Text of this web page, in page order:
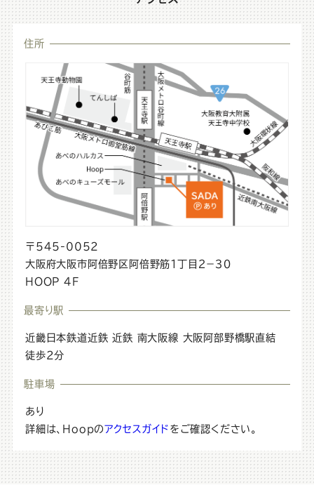
阪
の
H
o
o
p
店
へ
の
大
阪
あ
べ
の
H
o
o
p
店
の
ロ
ケ
ー
シ
ョ
ン
情
報
住所
あ
店
の
リ
ジ
ナ
ル
図
像
〒545-0052
大阪府大阪市阿倍野区阿倍野筋１丁目２−３０
HOOP 4F
最寄り駅
近畿日本鉄道近鉄 近鉄 南大阪線 大阪阿部野橋駅直結
徒歩2分
駐車場
あり
詳細は、Hoopのアクセスガイド をご確認ください。